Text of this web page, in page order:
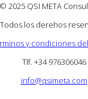
© 2025 QSI META
Todos los derehos
y condiciones
Tlf. +34 976306046
info@qsimeta.com